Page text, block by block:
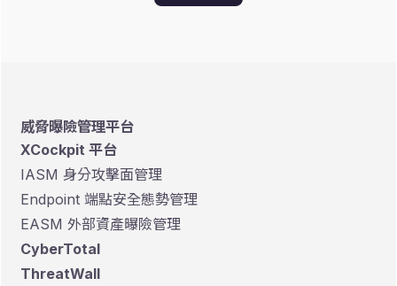
威脅曝險管理平台
XCockpit 平台
IASM 身分攻擊面管理
Endpoint 端點安全態勢管理
EASM 外部資產曝險管理
CyberTotal
ThreatWall